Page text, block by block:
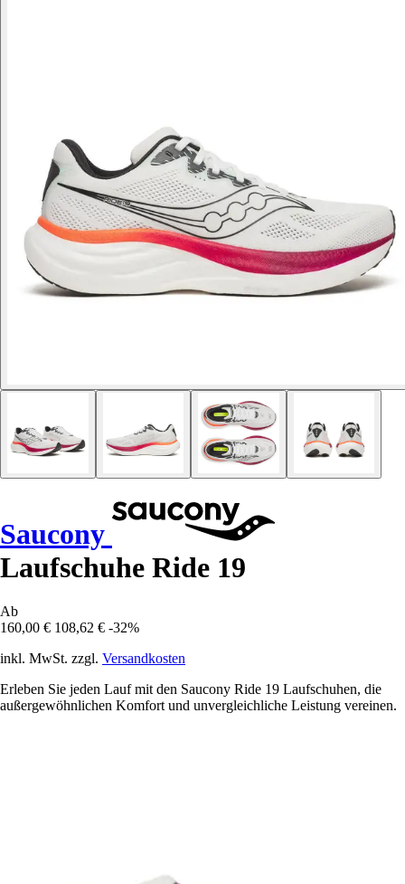
Saucony
Laufschuhe Ride 19
Ab
160,00 € 108,62 € -32%
inkl. MwSt. zzgl. Versandkosten
Erleben Sie jeden Lauf mit den Saucony Ride 19 Laufschuhen, die
außergewöhnlichen Komfort und unvergleichliche Leistung vereinen.